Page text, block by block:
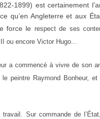
1899) est certainement
qu’en Angleterre et aux
force le respect de ses
ou encore Victor Hugo...
a commencé à vivre de son
peintre Raymond Bonheur,
Sur commande de